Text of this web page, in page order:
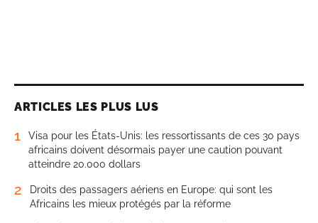
ARTICLES LES PLUS LUS
1
Visa pour les États-Unis: les ressortissants de ces 30 pays
africains doivent désormais payer une caution pouvant
atteindre 20.000 dollars
2
Droits des passagers aériens en Europe: qui sont les
Africains les mieux protégés par la réforme